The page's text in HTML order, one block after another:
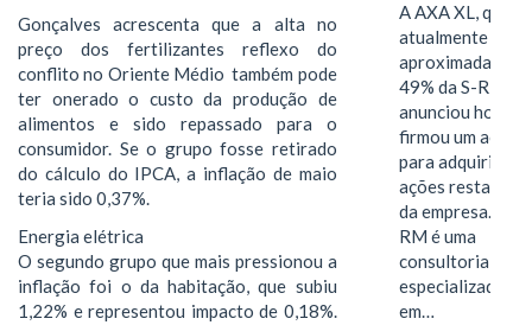
Gonçalves acrescenta que a alta no
preço dos fertilizantes reflexo do
conflito no Oriente Médio também pode
ter onerado o custo da produção de
alimentos e sido repassado para o
consumidor. Se o grupo fosse retirado
do cálculo do IPCA, a inflação de maio
teria sido 0,37%.
Energia elétrica
O segundo grupo que mais pressionou a
inflação foi o da habitação, que subiu
1,22% e representou impacto de 0,18%.
A AXA XL, que
atualmente
49% da S-RM,
anunciou hoje
firmou um
para adquirir as
ações restantes
da empresa. A S-
RM é uma
consultoria
especializada
em…